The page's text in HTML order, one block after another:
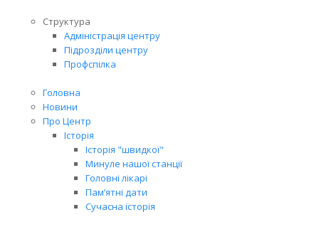
Структура
Адміністрація центру
Підрозділи центру
Профспілка
Головна
Новини
Про Центр
Історія
Історія "швидкої"
Минуле нашої станції
Головні лікарі
Пам’ятні дати
Сучасна історія